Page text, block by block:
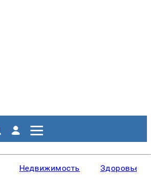
Недвижимость Здоровье